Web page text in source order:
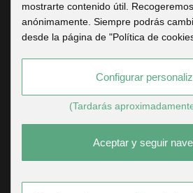
Un espacio creativo
a cabo tus proyectos.
ideas y nosotros te
acompañaremos
mostrarte contenido útil.
anónimamente. Siempre podrás
desde la página de "Política de
Configurar
(Tardarás
Aceptar y seguir